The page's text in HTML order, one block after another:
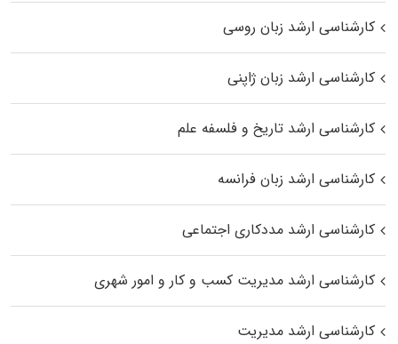
کارشناسی ارشد زبان روسی
کارشناسی ارشد زبان ژاپنی
کارشناسی ارشد تاریخ و فلسفه علم
کارشناسی ارشد زبان فرانسه
کارشناسی ارشد مددکاری اجتماعی
کارشناسی ارشد مدیریت کسب و کار و امور شهری
کارشناسی ارشد مدیریت